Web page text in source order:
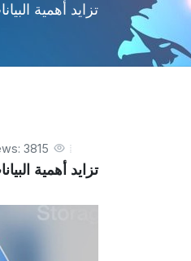
تزايد أهمية
3815
تزايد أهمية